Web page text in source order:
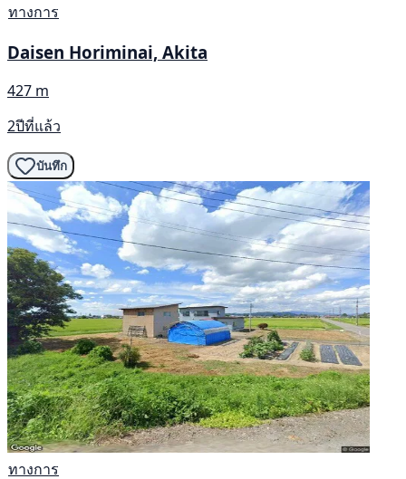
ทางการ
Daisen Horiminai, Akita
427 m
2ปีที่แล้ว
บันทึก
ทางการ